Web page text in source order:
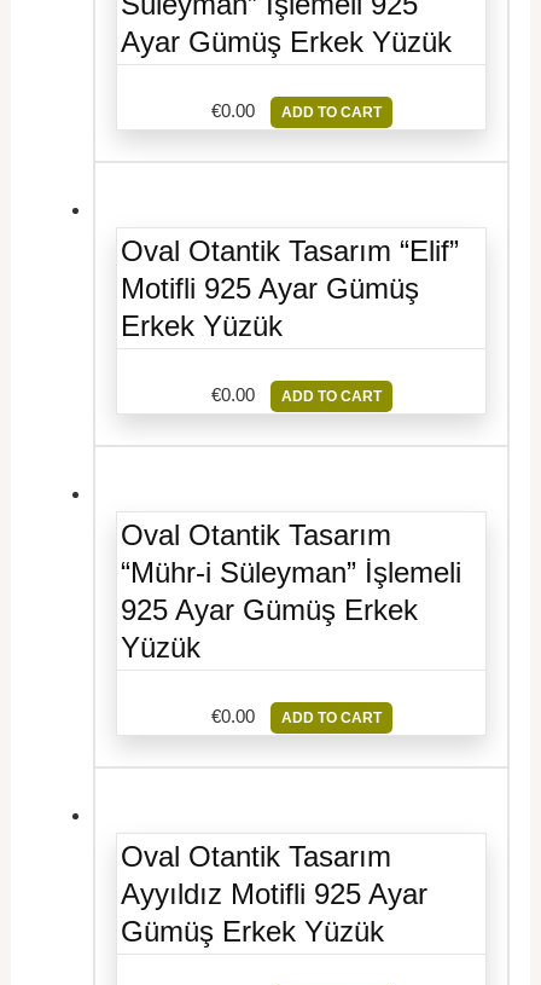
Ayar Gümüş Erkek Yüzük
€0.00 ADD TO CART
Oval Otantik Tasarım “Elif”
Motifli 925 Ayar Gümüş
Erkek Yüzük
€0.00 ADD TO CART
Oval Otantik Tasarım
“Mühr-i Süleyman” İşlemeli
925 Ayar Gümüş Erkek
Yüzük
€0.00 ADD TO CART
Oval Otantik Tasarım
Ayyıldız Motifli 925 Ayar
Gümüş Erkek Yüzük